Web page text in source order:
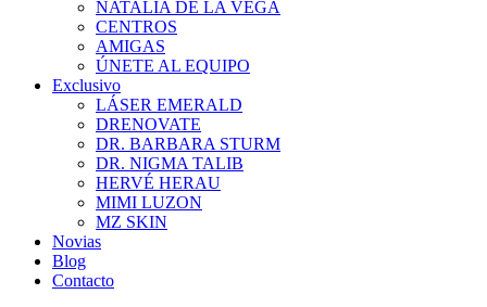
NATALIA DE LA VEGA
CENTROS
AMIGAS
ÚNETE AL EQUIPO
Exclusivo
LÁSER EMERALD
DRENOVATE
DR. BARBARA STURM
DR. NIGMA TALIB
HERVÉ HERAU
MIMI LUZON
MZ SKIN
Novias
Blog
Contacto